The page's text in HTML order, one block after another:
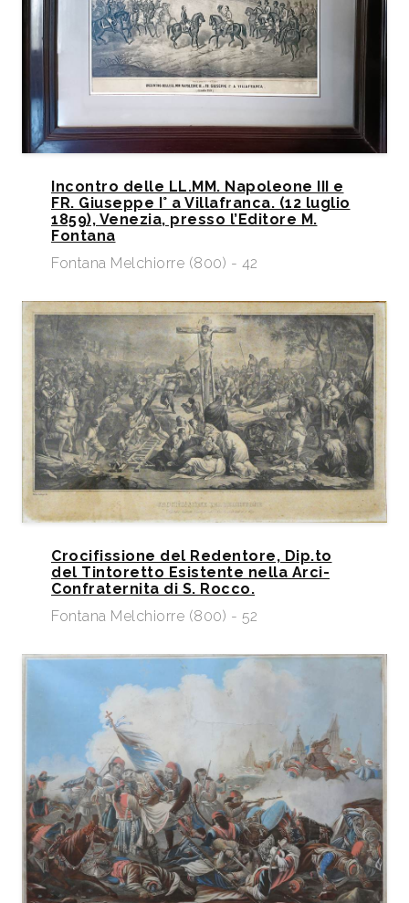
Incontro delle LL.MM. Napoleone III e
FR. Giuseppe I° a Villafranca. (12 luglio
1859), Venezia, presso l’Editore M.
Fontana
Fontana Melchiorre (800) - 42
Crocifissione del Redentore, Dip.to
del Tintoretto Esistente nella Arci-
Confraternita di S. Rocco.
Fontana Melchiorre (800) - 52